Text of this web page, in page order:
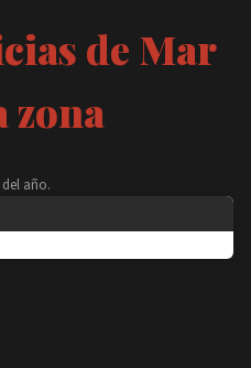
de Mar
zona
año.